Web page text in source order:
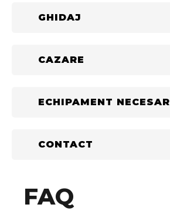
GHIDAJ
CAZARE
ECHIPAMENT NECESAR
CONTACT
FAQ